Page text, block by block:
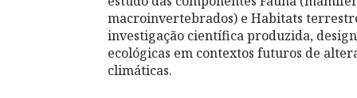
macroinvertebrados) e Habitats
investigação científica produzida,
ecológicas em contextos futuros de
climáticas.